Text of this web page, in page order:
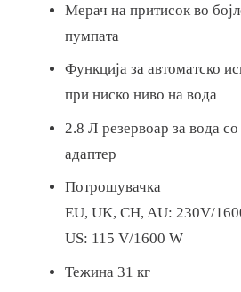
Мерач на притисок во
пумпата
Функција за автоматско
при ниско ниво на вода
2.8 Л резервоар за вода
адаптер
Потрошувачка
EU, UK, CH, AU: 230V/
US: 115 V/1600 W
Тежина 31 кг